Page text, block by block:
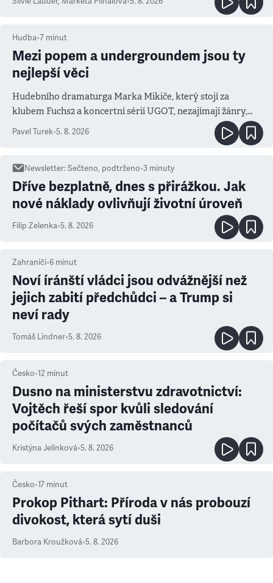
Hudba•7 minut
Mezi popem a undergroundem jsou ty
nejlepší věci
Hudebního dramaturga Marka Mikiče, který stojí za
klubem Fuchs2 a koncertní sérií UGOT, nezajímají žánry,
ale atmosféra
Pavel Turek•5. 8. 2026
Newsletter:Sečteno, podtrženo•3 minuty
Dříve bezplatně, dnes s přirážkou. Jak
nové náklady ovlivňují životní úroveň
Filip Zelenka•5. 8. 2026
Zahraničí•6 minut
Noví íránští vládci jsou odvážnější než
jejich zabití předchůdci – a Trump si
neví rady
Tomáš Lindner•5. 8. 2026
Česko•12 minut
Dusno na ministerstvu zdravotnictví:
Vojtěch řeší spor kvůli sledování
počítačů svých zaměstnanců
Kristýna Jelínková•5. 8. 2026
Česko•17 minut
Prokop Pithart: Příroda v nás probouzí
divokost, která sytí duši
Barbora Kroužková•5. 8. 2026